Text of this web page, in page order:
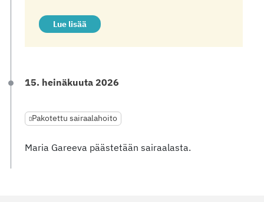
Lue lisää
15. heinäkuuta 2026
Pakotettu sairaalahoito
Maria Gareeva päästetään sairaalasta.